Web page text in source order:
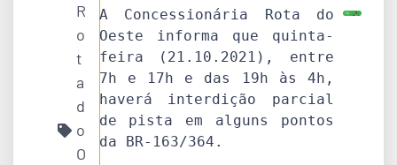
R
o
t
a
d
o
O
A Concessionária Rota do
Oeste informa que quinta-
feira (21.10.2021), entre
7h e 17h e das 19h às 4h,
haverá interdição parcial
de pista em alguns pontos
da BR-163/364.